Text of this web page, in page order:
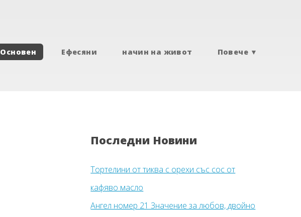
Основен Ефесяни начин на живот Повече ▼
Последни Новини
Тортелини от тиква с орехи със сос от
кафяво масло
Ангел номер 21 Значение за любов, двойно